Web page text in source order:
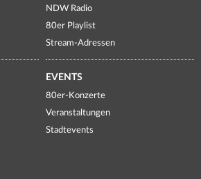
NDW Radio
80er Playlist
Stream-Adressen
EVENTS
80er-Konzerte
Veranstaltungen
Stadtevents